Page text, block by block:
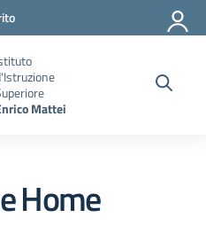
Mattei
Home